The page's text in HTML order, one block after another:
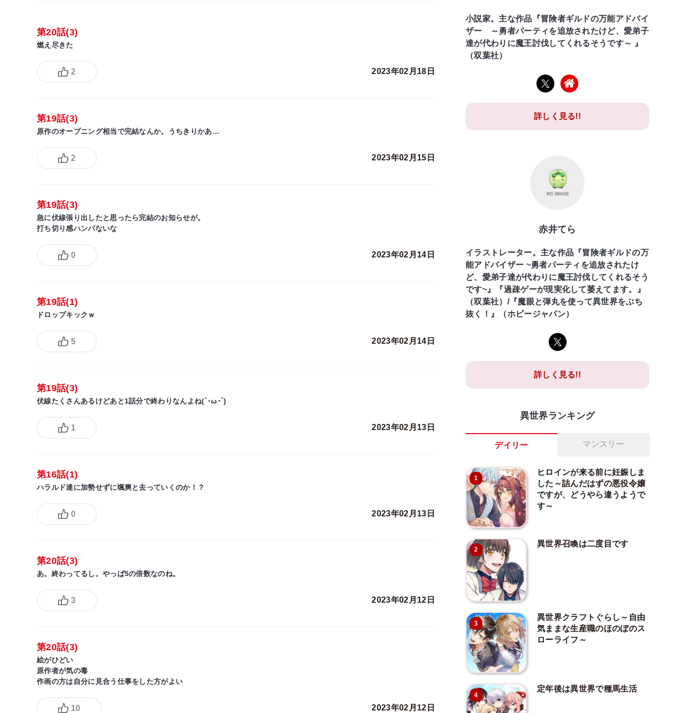
第20話(3)
燃え尽きた
2 2023年02月18日
第19話(3)
原作のオープニング相当で完結なんか。うちきりかあ…
2 2023年02月15日
第19話(3)
急に伏線張り出したと思ったら完結のお知らせが。
打ち切り感ハンパないな
0 2023年02月14日
第19話(1)
ドロップキックｗ
5 2023年02月14日
第19話(3)
伏線たくさんあるけどあと1話分で終わりなんよね(´･ω･`)
1 2023年02月13日
第16話(1)
ハラルド達に加勢せずに颯爽と去っていくのか！？
0 2023年02月13日
第20話(3)
あ。終わってるし。やっぱ5の倍数なのね。
3 2023年02月12日
第20話(3)
絵がひどい
原作者が気の毒
作画の方は自分に見合う仕事をした方がよい
10 2023年02月12日
小説家。主な作品『冒険者ギルドの万能アドバイ
ザー ～勇者パーティを追放されたけど、愛弟子
達が代わりに魔王討伐してくれるそうです～ 』
（双葉社）
詳しく見る!!
赤井てら
イラストレーター。主な作品『冒険者ギルドの万
能アドバイザー ~勇者パーティを追放されたけ
ど、愛弟子達が代わりに魔王討伐してくれるそう
です~』『過疎ゲーが現実化して萎えてます。』
（双葉社）/『魔眼と弾丸を使って異世界をぶち
抜く！』（ホビージャパン）
詳しく見る!!
異世界ランキング
デイリー マンスリー
1
ヒロインが来る前に妊娠しま
した～詰んだはずの悪役令嬢
ですが、どうやら違うようで
す～
2
異世界召喚は二度目です
3
異世界クラフトぐらし～自由
気ままな生産職のほのぼのス
ローライフ～
4
定年後は異世界で種馬生活